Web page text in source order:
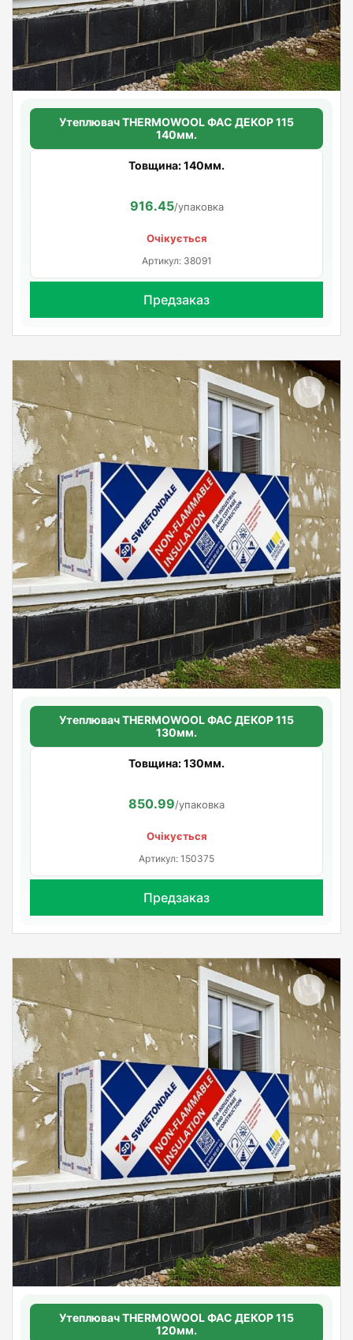
Утеплювач THERMOWOOL ФАС ДЕКОР 115
140мм.
Товщина: 140мм.
916.45/упаковка
Очікується
Артикул: 38091
Предзаказ
Утеплювач THERMOWOOL ФАС ДЕКОР 115
130мм.
Товщина: 130мм.
850.99/упаковка
Очікується
Артикул: 150375
Предзаказ
Утеплювач THERMOWOOL ФАС ДЕКОР 115
120мм.